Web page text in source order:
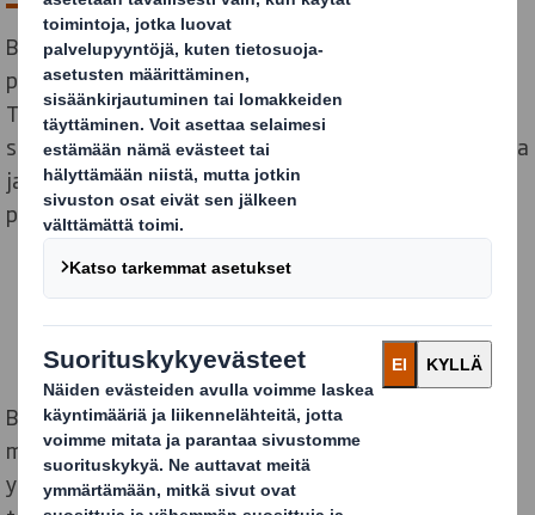
Biolanin laajassa tuotekirjossa on tuotteita liittyen
puutarhaan, huonekasveihin ja lannoitteisiin.
Tuotteita myydään monikanavaisesti ja niitä on
saatavissa myös verkkokaupasta ostettuna Suomessa
ja ulkomailla. Jokainen verkosta myytävä tuote vaatii
pakkauksen, jossa sen voi toimittaa asiakkaalle.
Biolanissa pakkaus on tärkeä osa tuotetta ja sitä
mietitään jo varhaisessa vaiheessa tuotekehityksen
yhteydessä. Yritykselle, joka haluaa omalla